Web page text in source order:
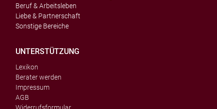
Beruf & Arbeitsleben
Liebe & Partnerschaft
Sonstige Bereiche
UNTERSTÜTZUNG
Lexikon
Berater werden
Impressum
AGB